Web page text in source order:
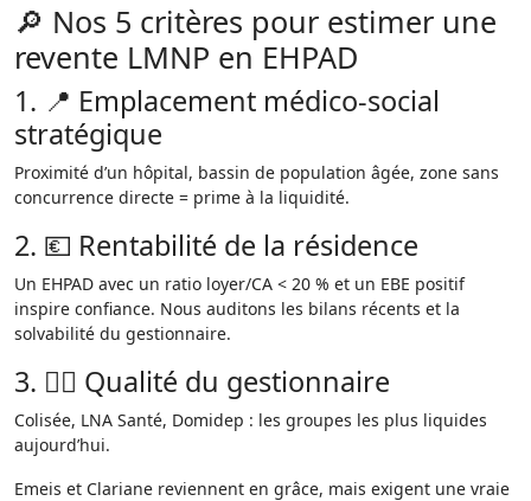
🔎 Nos 5 critères pour estimer une
revente LMNP en EHPAD
1. 📍 Emplacement médico-social
stratégique
Proximité d’un hôpital, bassin de population âgée, zone sans
concurrence directe = prime à la liquidité.
2. 💶 Rentabilité de la résidence
Un EHPAD avec un ratio loyer/CA < 20 % et un EBE positif
inspire confiance. Nous auditons les bilans récents et la
solvabilité du gestionnaire.
3. 🧑‍⚕️ Qualité du gestionnaire
Colisée, LNA Santé, Domidep : les groupes les plus liquides
aujourd’hui.
Emeis et Clariane reviennent en grâce, mais exigent une vraie